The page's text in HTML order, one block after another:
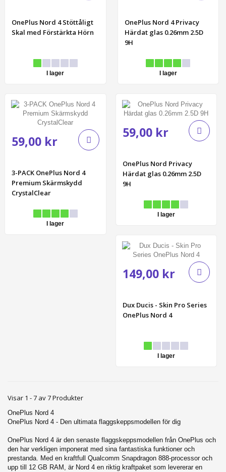
OnePlus Nord 4 Stöttåligt
Skal med Förstärkta Hörn
I lager
OnePlus Nord 4 Privacy
Härdat glas 0.26mm 2.5D
9H
I lager
59,00 kr
3-PACK OnePlus Nord 4
Premium Skärmskydd
CrystalClear
I lager
59,00 kr
OnePlus Nord Privacy
Härdat glas 0.26mm 2.5D
9H
I lager
149,00 kr
Dux Ducis - Skin Pro Series
OnePlus Nord 4
I lager
Visar 1 - 7 av 7 Produkter
OnePlus Nord 4
OnePlus Nord 4 - Den ultimata flaggskeppsmodellen för dig
OnePlus Nord 4 är den senaste flaggskeppsmodellen från OnePlus och
den har verkligen imponerat med sina fantastiska funktioner och
prestanda. Med en kraftfull Qualcomm Snapdragon 888-processor och
upp till 12 GB RAM, är Nord 4 en riktig kraftpaket som levererar en